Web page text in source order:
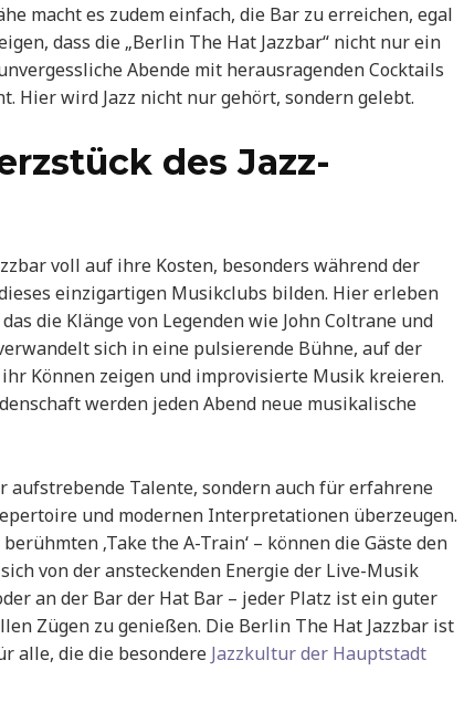
macht es zudem einfach, die Bar zu erreichen, egal
dass die „Berlin The Hat Jazzbar“ nicht nur ein
Abende mit herausragenden Cocktails
Hier wird Jazz nicht nur gehört, sondern gelebt.
des Jazz-
voll auf ihre Kosten, besonders während der
einzigartigen Musikclubs bilden. Hier erleben
die Klänge von Legenden wie John Coltrane und
sich in eine pulsierende Bühne, auf der
Können zeigen und improvisierte Musik kreieren.
werden jeden Abend neue musikalische
Talente, sondern auch für erfahrene
und modernen Interpretationen überzeugen.
‚Take the A-Train‘ – können die Gäste den
von der ansteckenden Energie der Live-Musik
an der Bar der Hat Bar – jeder Platz ist ein guter
Zügen zu genießen. Die Berlin The Hat Jazzbar ist
alle, die die besondere Jazzkultur der Hauptstadt